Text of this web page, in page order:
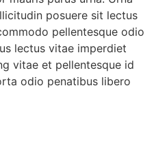
posuere sit lectus
pellentesque odio
lectus vitae imperdiet
vitae et pellentesque id
odio penatibus libero